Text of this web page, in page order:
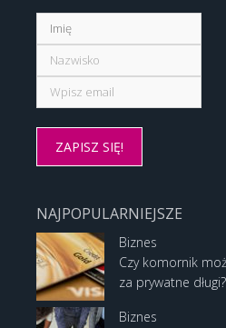
NAJPOPULARNIEJSZE
Biznes
Czy komornik
za prywatne długi?
Biznes